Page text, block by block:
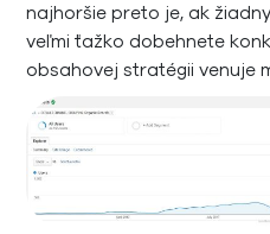
najhoršie preto je, ak
veľmi ťažko dobehnete
obsahovej stratégii venuje